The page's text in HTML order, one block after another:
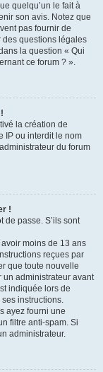
quelqu’un le fait à
son avis. Notez que
pas fournir de
des questions légales
la question « Qui
ce forum ? ».
la création de
IP ou interdit le nom
du forum
!
de passe. S’ils sont
moins de 13 ans
reçues par
que toute nouvelle
un administrateur avant
indiquée lors de
ses instructions.
ayez fourni une
filtre anti-spam. Si
administrateur.